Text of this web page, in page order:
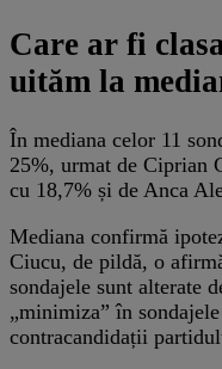
Care ar fi
uităm la
În mediana celor 11
25%, urmat de Ciprian
cu 18,7% și de Anca
Mediana confirmă
Ciucu, de pildă, o
sondajele sunt alterate
„minimiza” în
contracandidații